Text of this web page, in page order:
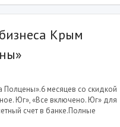
Крым
месяцев со скидкой
Юг», «Все включено. Юг» для
счет в банке.Полные